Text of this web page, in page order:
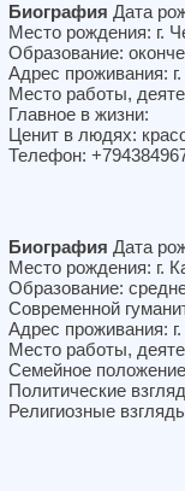
Биография Дата
Место рождения: г.
Образование:
Адрес проживания:
Место работы,
Главное в жизни:
Ценит в людях:
Телефон:
Биография Дата
Место рождения: г.
Образование:
Современной
Адрес проживания:
Место работы,
Семейное
Политические
Религиозные